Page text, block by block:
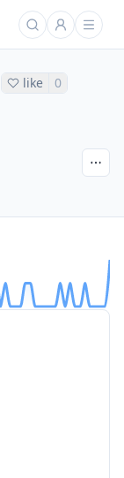
like 0